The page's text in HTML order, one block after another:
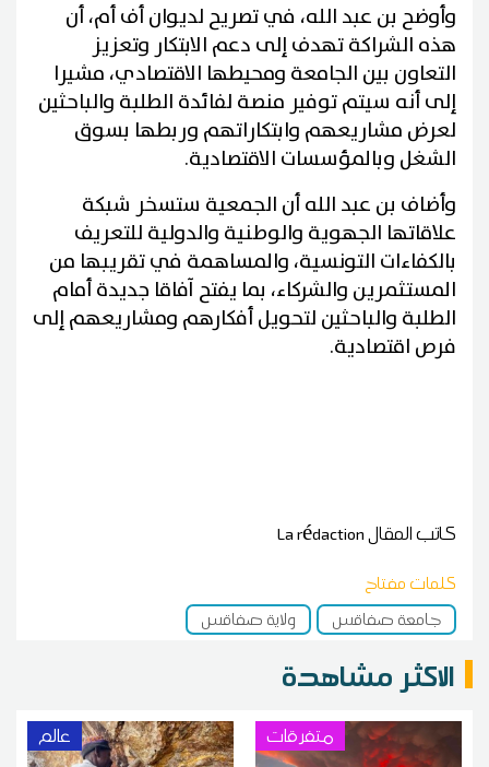
وأوضح بن عبد الله، في تصريح لديوان أف أم، أن
هذه الشراكة تهدف إلى دعم الابتكار وتعزيز
التعاون بين الجامعة ومحيطها الاقتصادي، مشيرا
إلى أنه سيتم توفير منصة لفائدة الطلبة والباحثين
لعرض مشاريعهم وابتكاراتهم وربطها بسوق
الشغل وبالمؤسسات الاقتصادية.
وأضاف بن عبد الله أن الجمعية ستسخر شبكة
علاقاتها الجهوية والوطنية والدولية للتعريف
بالكفاءات التونسية، والمساهمة في تقريبها من
المستثمرين والشركاء، بما يفتح آفاقا جديدة أمام
الطلبة والباحثين لتحويل أفكارهم ومشاريعهم إلى
فرص اقتصادية.
كاتب المقالLa rédaction
كلمات مفتاح
جامعة صفاقس
ولاية صفاقس
الاكثر مشاهدة
متفرقات عالم